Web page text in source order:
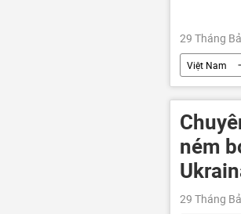
29 Tháng
Việt Nam
ném
29 Tháng